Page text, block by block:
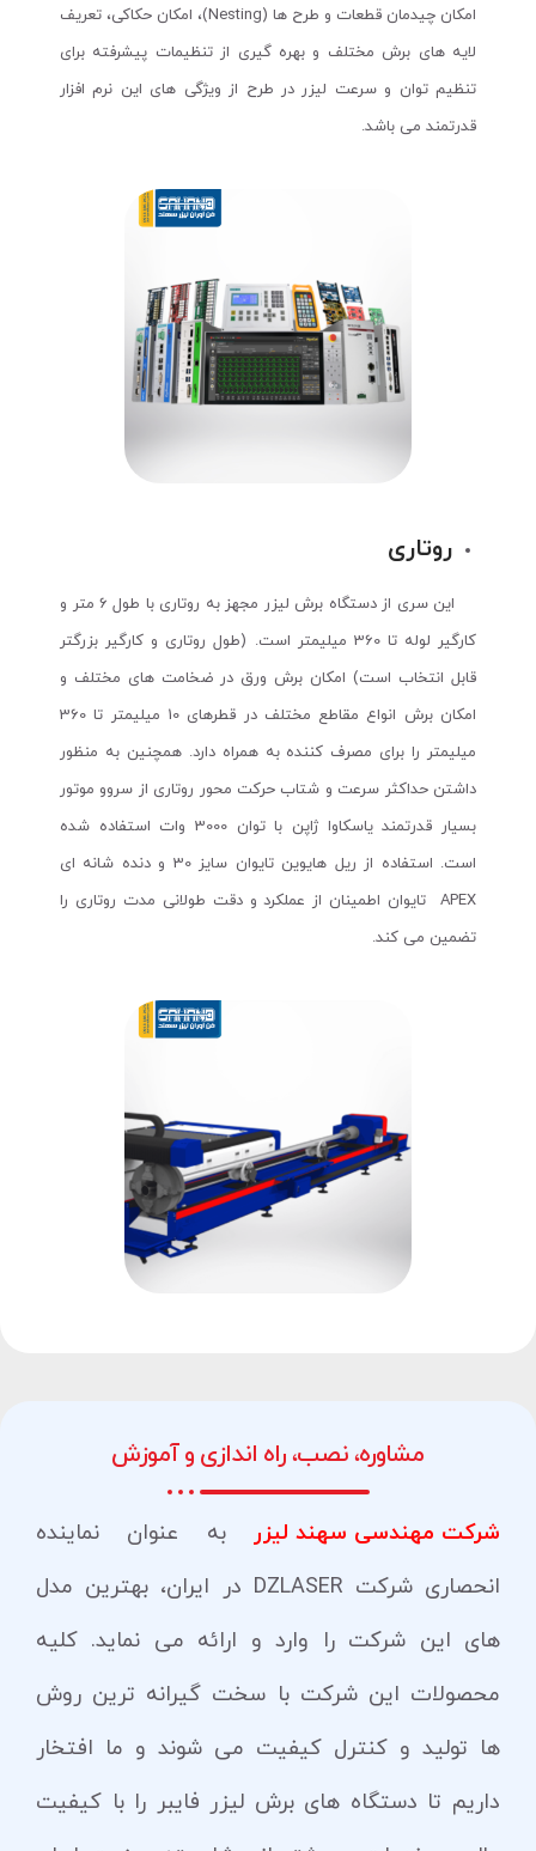
امکان چیدمان قطعات و طرح ها (Nesting)، امکان حکاکی، تعریف
لایه های برش مختلف و بهره گیری از تنظیمات پیشرفته برای
تنظیم توان و سرعت لیزر در طرح از ویژگی های این نرم افزار
قدرتمند می باشد.
روتاری
این سری از دستگاه برش لیزر مجهز به روتاری با طول 6 متر و
کارگیر لوله تا 360 میلیمتر است. (طول روتاری و کارگیر بزرگتر
قابل انتخاب است) امکان برش ورق در ضخامت های مختلف و
امکان برش انواع مقاطع مختلف در قطرهای 10 میلیمتر تا 360
میلیمتر را برای مصرف کننده به همراه دارد. همچنین به منظور
داشتن حداکثر سرعت و شتاب حرکت محور روتاری از سروو موتور
بسیار قدرتمند یاسکاوا ژاپن با توان 3000 وات استفاده شده
است. استفاده از ریل هایوین تایوان سایز 30 و دنده شانه ای
APEX تایوان اطمینان از عملکرد و دقت طولانی مدت روتاری را
تضمین می کند.
مشاوره، نصب، راه اندازی و آموزش
شرکت مهندسی سهند لیزر به عنوان نماینده
انحصاری شرکت DZLASER در ایران، بهترین مدل
های این شرکت را وارد و ارائه می نماید. کلیه
محصولات این شرکت با سخت گیرانه ترین روش
ها تولید و کنترل کیفیت می شوند و ما افتخار
داریم تا دستگاه های برش لیزر فایبر را با کیفیت